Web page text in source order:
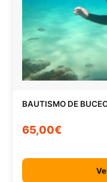
BAUTISMO DE
65,00€